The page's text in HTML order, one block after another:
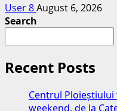
User 8August 6, 2026
Search
Recent Posts
Centrul Ploieștiului
weekend, de la